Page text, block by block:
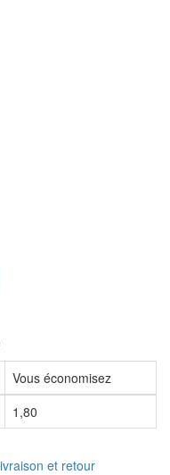
Vous économisez
1,80
et retour